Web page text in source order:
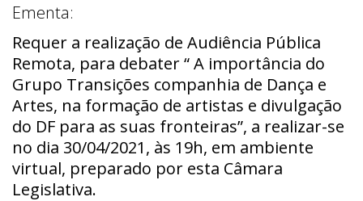
Ementa:
Requer a realização de Audiência Pública
Remota, para debater “ A importância do
Grupo Transições companhia de Dança e
Artes, na formação de artistas e divulgação
do DF para as suas fronteiras”, a realizar-se
no dia 30/04/2021, às 19h, em ambiente
virtual, preparado por esta Câmara
Legislativa.